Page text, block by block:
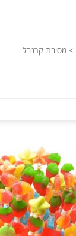
> מסיבת קרנבל